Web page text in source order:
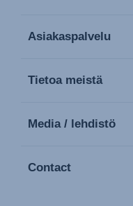
Asiakaspalvelu
Tietoa meistä
Media / lehdistö
Contact